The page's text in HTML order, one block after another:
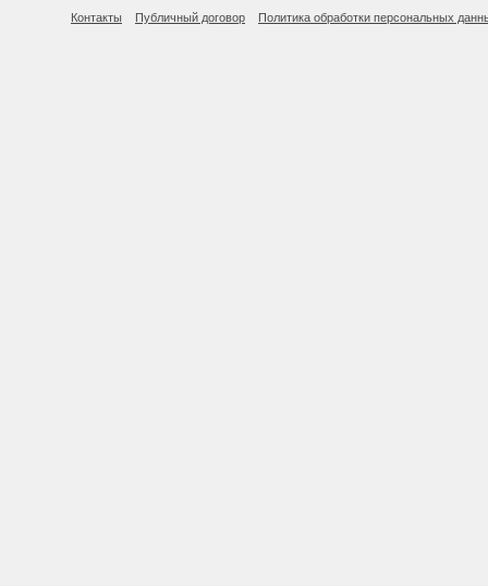
Контакты
Публичный договор Политика обработки персональных